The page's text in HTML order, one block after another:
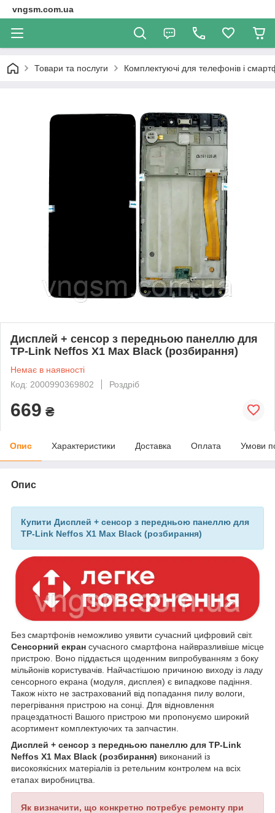
vngsm.com.ua
Товари та послуги Комплектуючі для телефонів і
Дисплей + сенсор з передньою панеллю для
TP-Link Neffos X1 Max Black (розбирання)
Немає в наявності
Код: 2000990369802
Роздріб
669 ₴
Опис Характеристики Доставка Оплата Умови
Опис
Купити Дисплей + сенсор з передньою панеллю для
TP-Link Neffos X1 Max Black (розбирання)
Без смартфонів неможливо уявити сучасний цифровий світ.
Сенсорний екран сучасного смартфона найвразливіше місце
пристрою. Воно піддається щоденним випробуванням з боку
мільйонів користувачів. Найчастішою причиною виходу із ладу
сенсорного екрана (модуля, дисплея) є випадкове падіння.
Також ніхто не застрахований від попадання пилу вологи,
перегрівання пристрою на сонці. Для відновлення
працездатності Вашого пристрою ми пропонуємо широкий
асортимент комплектуючих та запчастин.
Дисплей + сенсор з передньою панеллю для TP-Link
Neffos X1 Max Black (розбирання) виконаний із
високоякісних матеріалів із ретельним контролем на всіх
етапах виробництва.
Як визначити, що конкретно потребує ремонту при